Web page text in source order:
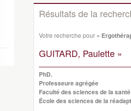
Résultats de la
Votre recherche pour «
GUITARD, Paulette »
PhD.
Professeure agrégée
Faculté des sciences de la santé
École des sciences de la